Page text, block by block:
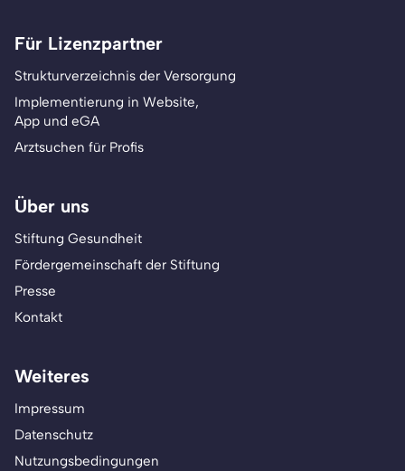
Für Lizenzpartner
Strukturverzeichnis der Versorgung
Implementierung in Website,
App und eGA
Arztsuchen für Profis
Über uns
Stiftung Gesundheit
Fördergemeinschaft der Stiftung
Presse
Kontakt
Weiteres
Impressum
Datenschutz
Nutzungsbedingungen